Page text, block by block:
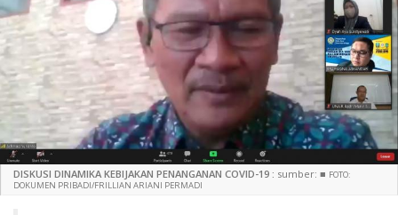
DISKUSI DINAMIKA KEBIJAKAN PENANGANAN COVID-19 : sumber: ■ FOTO:
DOKUMEN PRIBADI/FRILLIAN ARIANI PERMADI